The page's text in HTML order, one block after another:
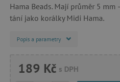
Hama Beads. Mají průměr 5
tání jako korálky Midi Hama.
Popis a parametry
189 Kč s DPH